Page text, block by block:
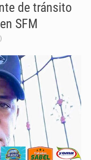
de tránsito
SFM